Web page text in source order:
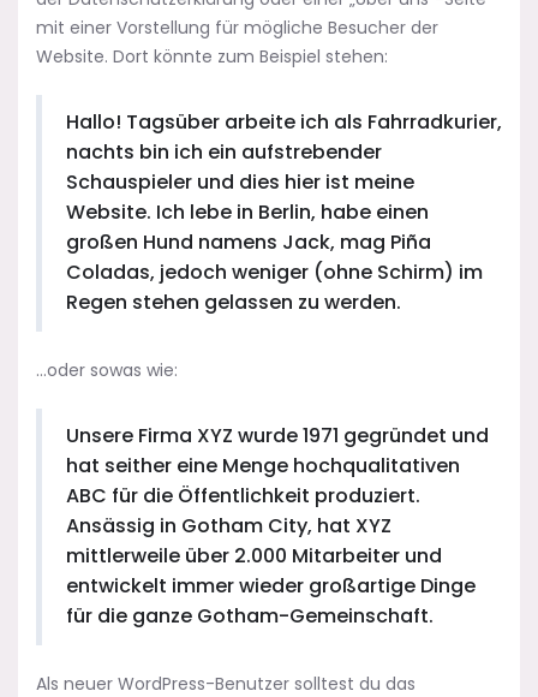
mit einer Vorstellung für mögliche Besucher der
Website. Dort könnte zum Beispiel stehen:
Hallo! Tagsüber arbeite ich als Fahrradkurier,
nachts bin ich ein aufstrebender
Schauspieler und dies hier ist meine
Website. Ich lebe in Berlin, habe einen
großen Hund namens Jack, mag Piña
Coladas, jedoch weniger (ohne Schirm) im
Regen stehen gelassen zu werden.
…oder sowas wie:
Unsere Firma XYZ wurde 1971 gegründet und
hat seither eine Menge hochqualitativen
ABC für die Öffentlichkeit produziert.
Ansässig in Gotham City, hat XYZ
mittlerweile über 2.000 Mitarbeiter und
entwickelt immer wieder großartige Dinge
für die ganze Gotham-Gemeinschaft.
Als neuer WordPress-Benutzer solltest du das